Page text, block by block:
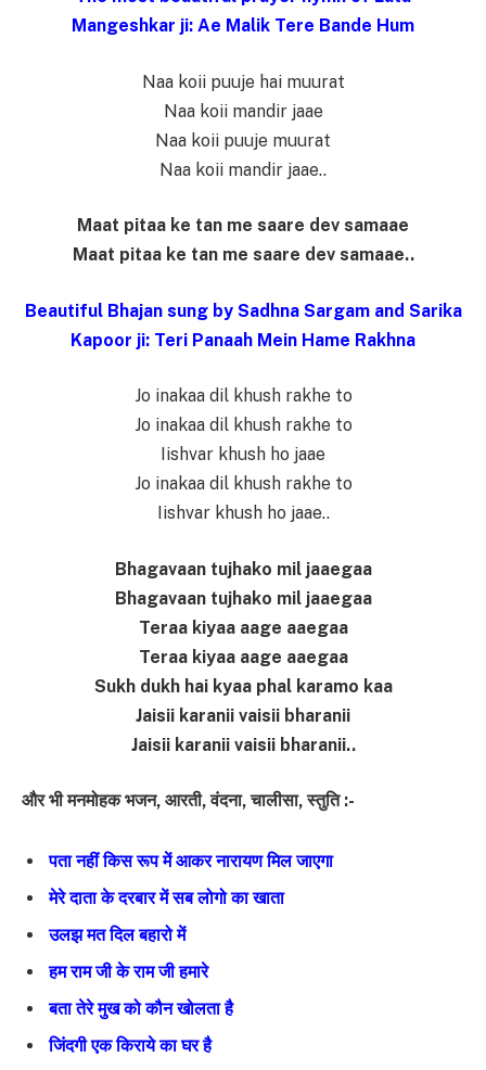
Mangeshkar ji: Ae Malik Tere Bande Hum
Naa koii puuje hai muurat
Naa koii mandir jaae
Naa koii puuje muurat
Naa koii mandir jaae..
Maat pitaa ke tan me saare dev samaae
Maat pitaa ke tan me saare dev samaae..
Beautiful Bhajan sung by Sadhna Sargam and Sarika
Kapoor ji: Teri Panaah Mein Hame Rakhna
Jo inakaa dil khush rakhe to
Jo inakaa dil khush rakhe to
Iishvar khush ho jaae
Jo inakaa dil khush rakhe to
Iishvar khush ho jaae..
Bhagavaan tujhako mil jaaegaa
Bhagavaan tujhako mil jaaegaa
Teraa kiyaa aage aaegaa
Teraa kiyaa aage aaegaa
Sukh dukh hai kyaa phal karamo kaa
Jaisii karanii vaisii bharanii
Jaisii karanii vaisii bharanii..
और भी मनमोहक भजन, आरती, वंदना, चालीसा, स्तुति :-
पता नहीं किस रूप में आकर नारायण मिल जाएगा
मेरे दाता के दरबार में सब लोगो का खाता
उलझ मत दिल बहारो में
हम राम जी के राम जी हमारे
बता तेरे मुख को कौन खोलता है
जिंदगी एक किराये का घर है